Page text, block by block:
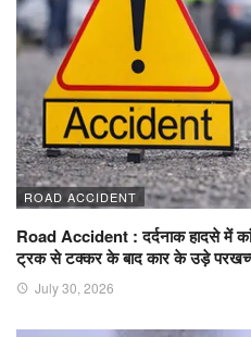
ROAD ACCIDENT
Road Accident : दर्दनाक हादसे में
ट्रक से टक्कर के बाद कार के उड़े
July 30, 2026